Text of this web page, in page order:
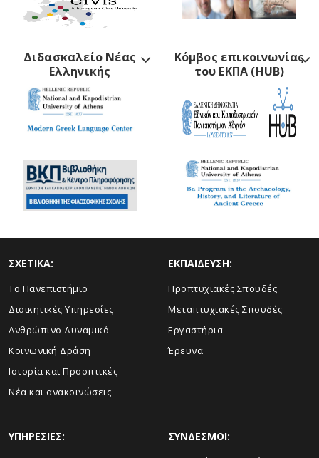
Διδασκαλείο Νέας
Ελληνικής
Κόμβος επικοινωνίας
του ΕΚΠΑ (HUB)
ΣΧΕΤΙΚΑ:
Το Πανεπιστήμιο
Διοικητικές Υπηρεσίες
Ανθρώπινο Δυναμικό
Κοινωνική Δράση
Ιστορία και Προοπτικές
Νέα και ανακοινώσεις
ΕΚΠΑΙΔΕΥΣΗ:
Προπτυχιακές Σπουδές
Μεταπτυχιακές Σπουδές
Εργαστήρια
Έρευνα
ΥΠΗΡΕΣΙΕΣ: ΣΥΝΔΕΣΜΟΙ: